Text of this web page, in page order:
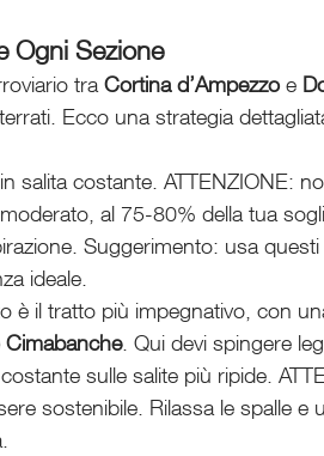
Ogni Sezione
tra Cortina d’Ampezzo e
Ecco una strategia
salita costante. ATTENZIONE:
al 75-80% della tua
Suggerimento: usa
ideale.
è il tratto più impegnativo, con
Cimabanche. Qui devi spingere
sulle salite più ripide.
sostenibile. Rilassa le spalle e